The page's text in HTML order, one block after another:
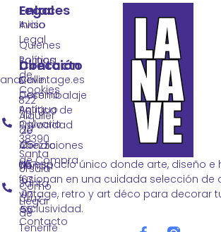
Un espacio único donde arte, diseño e
fusionan en una cuidada selección de
vintage, retro y art déco para decorar
exclusividad.
Legal
Aviso
Legal
Política
de
Cookies
Política de
Privacidad
Condiciones
de Compra
Enlaces
Inicio
Quienes
somos
El
Desembalaje
Alquiler
de
Atrezzo
Tienda
Como
Llegar
Contacto
Contacto
822
10
20
25
667
67
07
55
Dirección
Calle
Camino
Antiguo
Calvario
38390
Santa
Úrsula
Santa
Cruz
de
Tenerife